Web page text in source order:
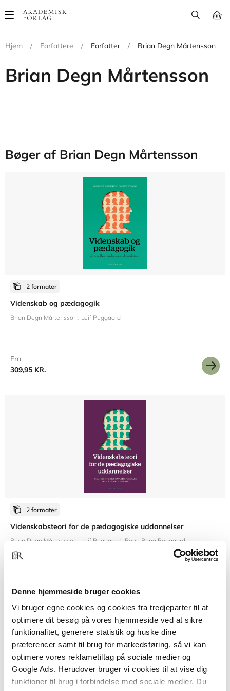
Denne hjemmeside bruger cookies
Vi bruger egne cookies og cookies fra tredjeparter til at
optimere dit besøg på vores hjemmeside ved at sikre
funktionalitet, generere statistik og huske dine
præferencer samt til brug for markedsføring, så vi kan
optimere vores reklametiltag på sociale medier og
Google Ads. Herudover bruger vi cookies til at vise dig
funktioner til brug i forbindelse med sociale medier. Du
Main
Hjem
/ Forfattere / Forfatter / Brian Degn Mårtensson
Brian Degn Mårtensson
Bøger af Brian Degn Mårtensson
2 formater
Videnskab og pædagogik
Brian Degn Mårtensson Leif Puggaard
Fra
309,95 KR.
2 formater
Videnskabsteori for de pædagogiske uddannelser
Brian Degn Mårtensson Leif Puggaard Rune Bang Puggaard
219,95 KR.